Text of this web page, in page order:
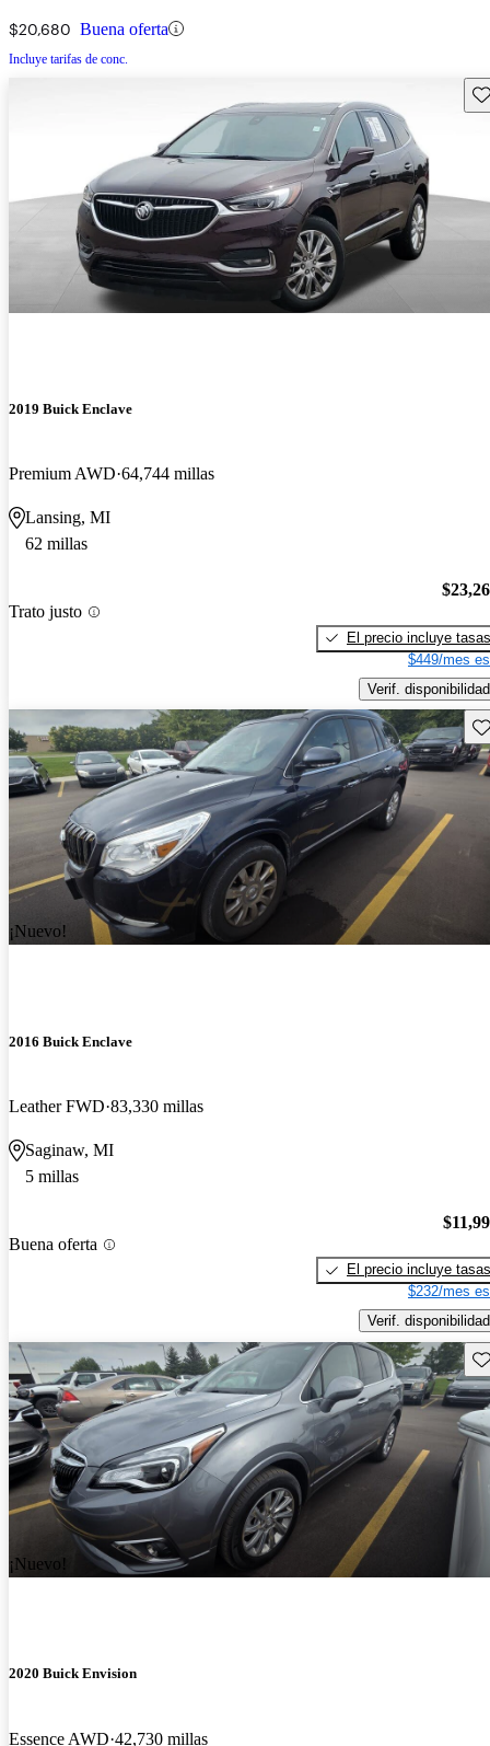
$20,680 Buena oferta
Incluye tarifas de conc.
2019 Buick Enclave
Premium AWD 64,744 millas
Lansing, MI
62 millas
Trato justo
El precio incluye tasas
$449/mes
Verif. disponibilidad
¡Nuevo!
2016 Buick Enclave
Leather FWD 83,330 millas
Saginaw, MI
5 millas
Buena oferta
El precio incluye tasas
$232/mes
Verif. disponibilidad
¡Nuevo!
2020 Buick Envision
Essence AWD 42,730 millas